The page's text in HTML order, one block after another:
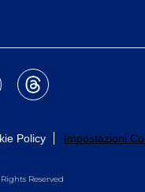
Policy Impostazioni
Reserved